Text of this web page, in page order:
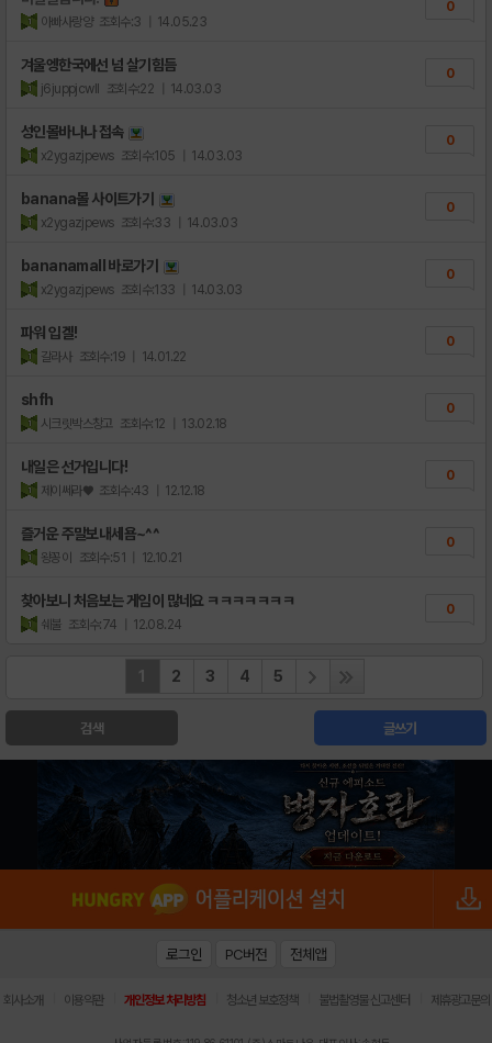
아빠사랑양 조회수:3 | 14.05.23
0
겨울엥한국에선 넘 살기힘듬
j6juppjcwll 조회수:22 | 14.03.03
0
성인몰바나나 접속
x2ygazjpews 조회수:105 | 14.03.03
0
banana몰 사이트가기
x2ygazjpews 조회수:33 | 14.03.03
0
bananamall 바로가기
x2ygazjpews 조회수:133 | 14.03.03
0
파워 입겔!
갈라사 조회수:19 | 14.01.22
0
shfh
시크릿박스창고 조회수:12 | 13.02.18
0
내일은 선거입니다!
제이쎄라♥ 조회수:43 | 12.12.18
0
즐거운 주말보내세욤~^^
왕꽁이 조회수:51 | 12.10.21
0
찾아보니 처음보는 게임이 많네요 ㅋㅋㅋㅋㅋㅋㅋ
쉐불 조회수:74 | 12.08.24
0
1 2 3 4 5
검색 글쓰기
로그인 PC버전 전체앱
회사소개 이용약관 개인정보 처리방침 청소년 보호정책 불법촬영물 신고센터 제휴광고문의